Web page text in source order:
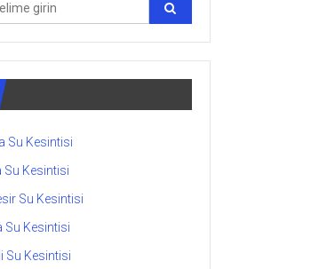
Su Kesintisi
Su Kesintisi
Su Kesintisi
Su Kesintisi
Su Kesintisi